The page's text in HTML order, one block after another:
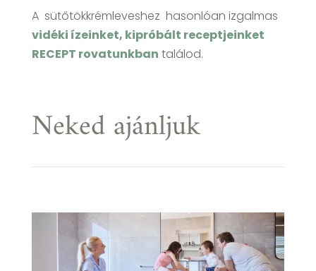
A sütőtökkrémleveshez hasonlóan izgalmas
vidéki ízeinket, kipróbált receptjeinket
RECEPT rovatunkban találod.
Neked ajánljuk